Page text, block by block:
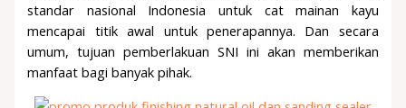
standar nasional Indonesia untuk cat mainan kayu
mencapai titik awal untuk penerapannya. Dan secara
umum, tujuan pemberlakuan SNI ini akan memberikan
manfaat bagi banyak pihak.